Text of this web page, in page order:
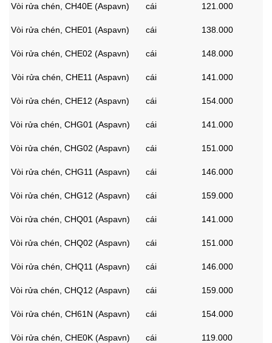
Vòi rửa chén, CH40E (Aspavn) cái 121.000
Vòi rửa chén, CHE01 (Aspavn) cái 138.000
Vòi rửa chén, CHE02 (Aspavn) cái 148.000
Vòi rửa chén, CHE11 (Aspavn) cái 141.000
Vòi rửa chén, CHE12 (Aspavn) cái 154.000
Vòi rửa chén, CHG01 (Aspavn) cái 141.000
Vòi rửa chén, CHG02 (Aspavn) cái 151.000
Vòi rửa chén, CHG11 (Aspavn) cái 146.000
Vòi rửa chén, CHG12 (Aspavn) cái 159.000
Vòi rửa chén, CHQ01 (Aspavn) cái 141.000
Vòi rửa chén, CHQ02 (Aspavn) cái 151.000
Vòi rửa chén, CHQ11 (Aspavn) cái 146.000
Vòi rửa chén, CHQ12 (Aspavn) cái 159.000
Vòi rửa chén, CH61N (Aspavn) cái 154.000
Vòi rửa chén, CHE0K (Aspavn) cái 119.000